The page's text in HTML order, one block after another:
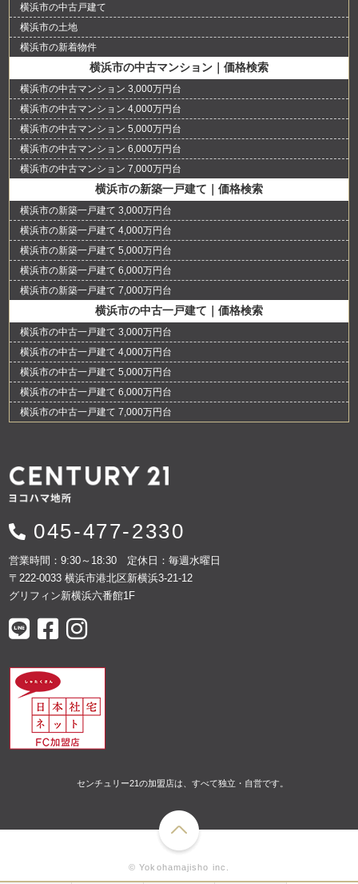
横浜市の中古戸建て
横浜市の土地
横浜市の新着物件
横浜市の中古マンション｜価格検索
横浜市の中古マンション 3,000万円台
横浜市の中古マンション 4,000万円台
横浜市の中古マンション 5,000万円台
横浜市の中古マンション 6,000万円台
横浜市の中古マンション 7,000万円台
横浜市の新築一戸建て｜価格検索
横浜市の新築一戸建て 3,000万円台
横浜市の新築一戸建て 4,000万円台
横浜市の新築一戸建て 5,000万円台
横浜市の新築一戸建て 6,000万円台
横浜市の新築一戸建て 7,000万円台
横浜市の中古一戸建て｜価格検索
横浜市の中古一戸建て 3,000万円台
横浜市の中古一戸建て 4,000万円台
横浜市の中古一戸建て 5,000万円台
横浜市の中古一戸建て 6,000万円台
横浜市の中古一戸建て 7,000万円台
045-477-2330
営業時間：9:30～18:30 定休日：毎週水曜日
〒222-0033 横浜市港北区新横浜3-21-12
グリフィン新横浜六番館1F
センチュリー21の加盟店は、すべて独立・自営です。
© Yokohamajisho inc.